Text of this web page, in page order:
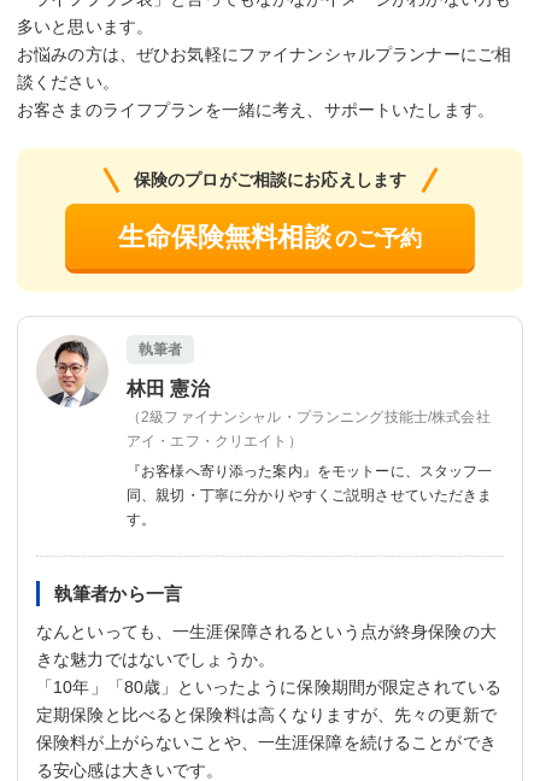
多いと思います。
お悩みの方は、ぜひお気軽にファイナンシャルプランナーにご相
談ください。
お客さまのライフプランを一緒に考え、サポートいたします。
保険のプロがご相談にお応えします
生命保険無料相談のご予約
執筆者
林田 憲治
（2級ファイナンシャル・プランニング技能士/株式会社
アイ・エフ・クリエイト）
『お客様へ寄り添った案内』をモットーに、 スタッフ一
同、親切・丁寧に分かりやすくご説明させていただきま
す。
執筆者から一言
なんといっても、一生涯保障されるという点が終身保険の大
きな魅力ではないでしょうか。
「10年」「80歳」といったように保険期間が限定されている
定期保険と比べると保険料は高くなりますが、先々の更新で
保険料が上がらないことや、一生涯保障を続けることができ
る安心感は大きいです。